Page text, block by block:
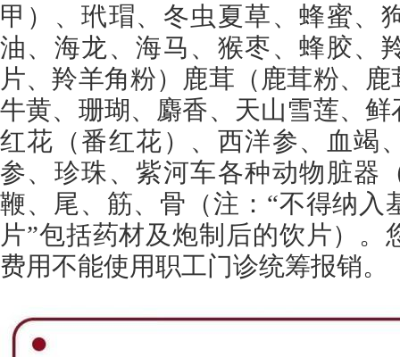
甲）、玳瑁、冬虫夏草、蜂蜜、
油、海龙、海马、猴枣、蜂胶、
片、羚羊角粉）鹿茸（鹿茸粉、
牛黄、珊瑚、麝香、 天山雪莲、
红花（番红花）、西洋参、血竭
参、珍珠、紫河车各种动物脏器
鞭、尾、筋、骨（注：“不得纳入
片”包括药材及炮制后的饮片） 。
费用不能使用职工门诊统筹报销。